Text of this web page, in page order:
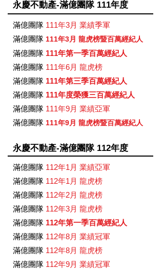
永慶不動產-滿億團隊 111年度
滿億團隊 111年3月 業績季軍
滿億團隊 111年3月 龍虎榜暨百萬經紀人
滿億團隊 111年第一季百萬經紀人
滿億團隊 111年6月 龍虎榜
滿億團隊 111年第三季百萬經紀人
滿億團隊 111年度榮獲三百萬經紀人
滿億團隊 111年9月 業績亞軍
滿億團隊 111年9月 龍虎榜暨百萬經紀人
永慶不動產-滿億團隊 112年度
滿億團隊 112年1月 業績亞軍
滿億團隊 112年1月 龍虎榜
滿億團隊 112年2月 龍虎榜
滿億團隊 112年3月 龍虎榜
滿億團隊 112年第一季百萬經紀人
滿億團隊 112年8月 業績冠軍
滿億團隊 112年8月 龍虎榜
滿億團隊 112年9月 業績冠軍